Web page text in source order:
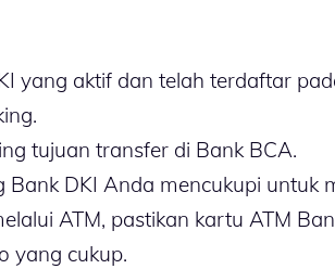
yang aktif dan telah terdaftar
tujuan transfer di Bank BCA.
Bank DKI Anda mencukupi untuk
ATM, pastikan kartu ATM
yang cukup.